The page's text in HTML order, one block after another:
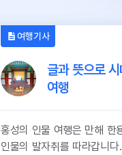
여행기사
글과 뜻으로
여행
홍성의 인물 여행은 만해 한
인물의 발자취를 따라갑니